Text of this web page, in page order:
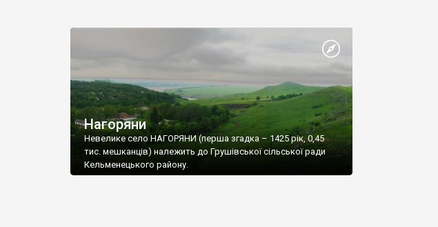
Нагоряни
Невелике село НАГОРЯНИ (перша згадка – 1425 рік, 0,45
тис. мешканців) належить до Грушівської сільської ради
Кельменецького району.